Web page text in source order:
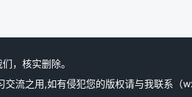
，核实删除。
流之用,如有侵犯您的版权请与我联系（